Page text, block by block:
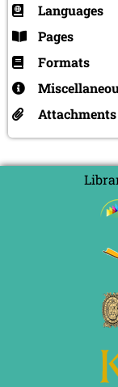
Languages
Pages
Formats
Attachments